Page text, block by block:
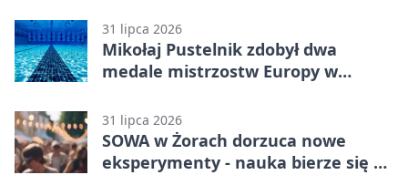
31 lipca 2026
Mikołaj Pustelnik zdobył dwa
medale mistrzostw Europy w
31 lipca 2026
SOWA w Żorach dorzuca nowe
eksperymenty - nauka bierze się tu